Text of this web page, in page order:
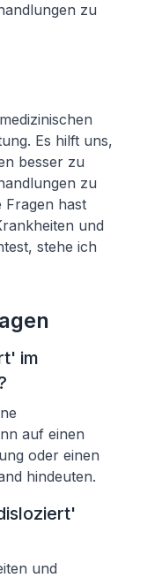
zu
Es hilft uns,
besser zu
zu
Fragen hast
und
stehe ich
im
auf einen
oder einen
hindeuten.
und